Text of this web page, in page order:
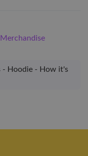
Merchandise
- Hoodie - How it's